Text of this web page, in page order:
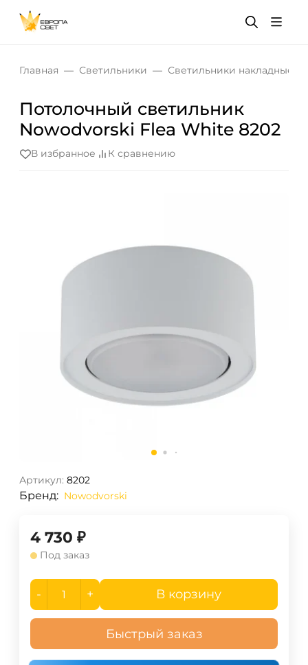
Главная Светильники Светильники накладные
Потолочный cветильник
Nowodvorski Flea White 8202
В избранное К сравнению
Артикул: 8202
Бренд: Nowodvorski
4 730 ₽
Под заказ
- + В корзину
Быстрый заказ